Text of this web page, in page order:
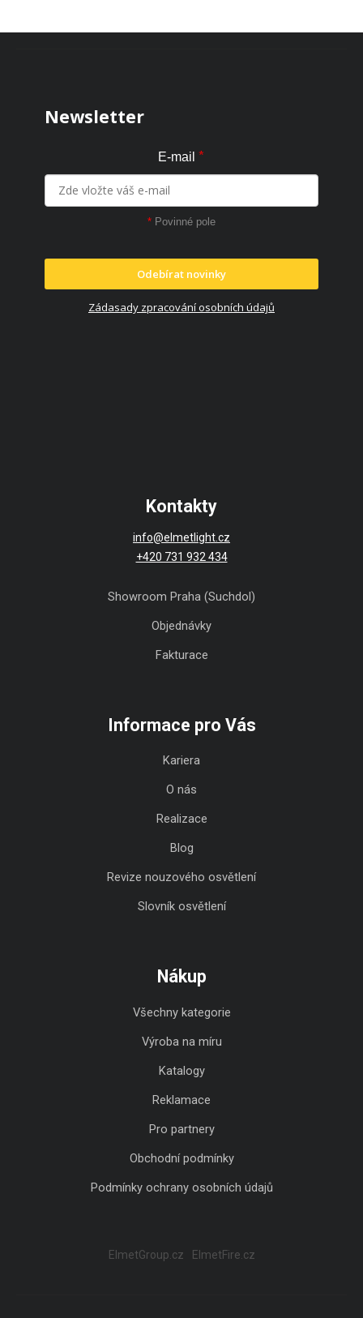
Newsletter
E-mail *
* Povinné pole
Odebírat novinky
Zádasady zpracování osobních údajů
Kontakty
info@elmetlight.cz
+420 731 932 434
Showroom Praha (Suchdol)
Objednávky
Fakturace
Informace pro Vás
Kariera
O nás
Realizace
Blog
Revize nouzového osvětlení
Slovník osvětlení
Nákup
Všechny kategorie
Výroba na míru
Katalogy
Reklamace
Pro partnery
Obchodní podmínky
Podmínky ochrany osobních údajů
ElmetGroup.cz ElmetFire.cz